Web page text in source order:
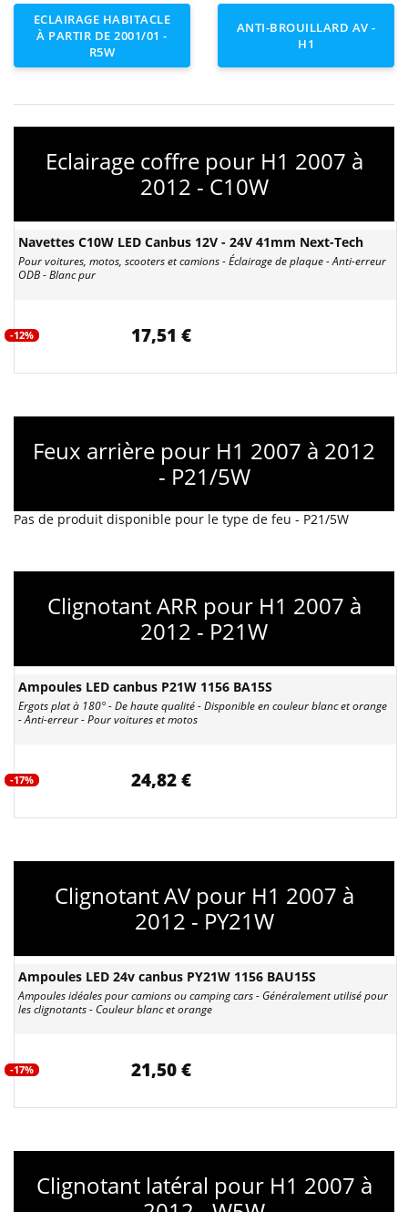
ECLAIRAGE HABITACLE
À PARTIR DE 2001/01 -
R5W
ANTI-BROUILLARD AV -
H1
Eclairage coffre pour H1 2007 à
2012 - C10W
Navettes C10W LED Canbus 12V - 24V 41mm Next-Tech
Pour voitures, motos, scooters et camions - Éclairage de plaque - Anti-erreur
ODB - Blanc pur
-12% 17,51 €
Feux arrière pour H1 2007 à 2012
- P21/5W
Pas de produit disponible pour le type de feu - P21/5W
Clignotant ARR pour H1 2007 à
2012 - P21W
Ampoules LED canbus P21W 1156 BA15S
Ergots plat à 180° - De haute qualité - Disponible en couleur blanc et orange
- Anti-erreur - Pour voitures et motos
-17% 24,82 €
Clignotant AV pour H1 2007 à
2012 - PY21W
Ampoules LED 24v canbus PY21W 1156 BAU15S
Ampoules idéales pour camions ou camping cars - Généralement utilisé pour
les clignotants - Couleur blanc et orange
-17% 21,50 €
Clignotant latéral pour H1 2007 à